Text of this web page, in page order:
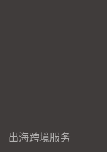
出海跨境服务